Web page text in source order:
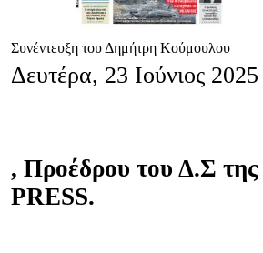
Συνέντευξη του Δημήτρη Κούμουλου
Δευτέρα, 23 Ιούνιος
, Προέδρου του Δ.Σ
PRESS.